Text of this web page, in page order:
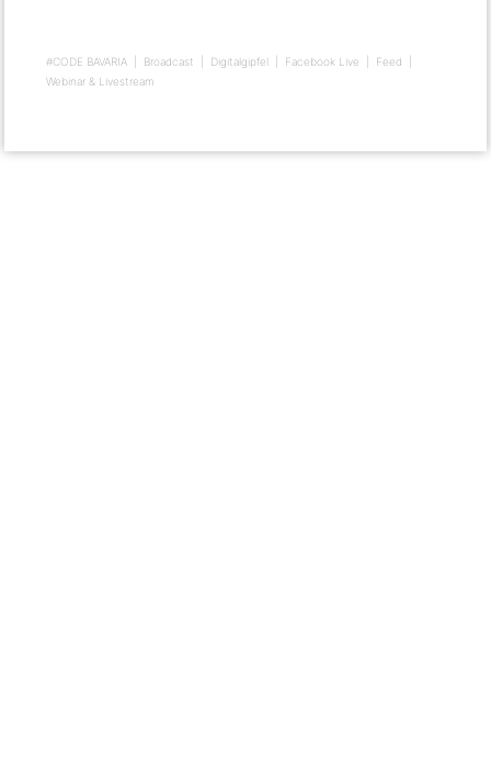
#CODE BAVARIA Broadcast Digitalgipfel Facebook Live
Feed
Webinar & Livestream